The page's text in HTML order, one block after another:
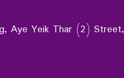
Aye Yeik Thar (2) Street,